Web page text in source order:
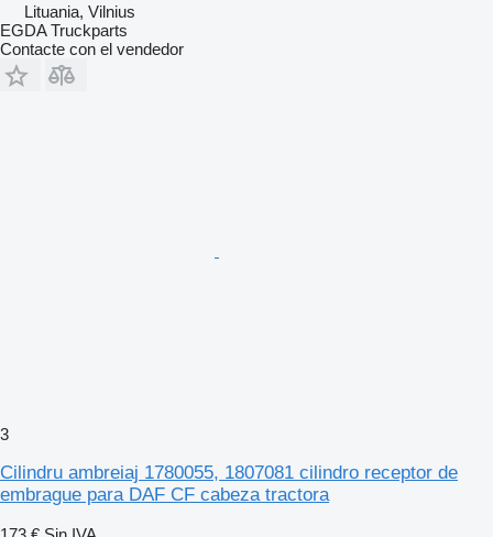
Lituania, Vilnius
EGDA Truckparts
Contacte con el vendedor
3
Cilindru ambreiaj 1780055, 1807081 cilindro receptor de
embrague para DAF CF cabeza tractora